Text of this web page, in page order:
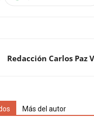
Redacción Carlos Paz
Más del autor